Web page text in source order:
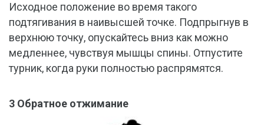
Исходное положение во время такого
подтягивания в наивысшей точке. Подпрыгнув в
верхнюю точку, опускайтесь вниз как можно
медленнее, чувствуя мышцы спины. Отпустите
турник, когда руки полностью распрямятся.
3 Обратное отжимание